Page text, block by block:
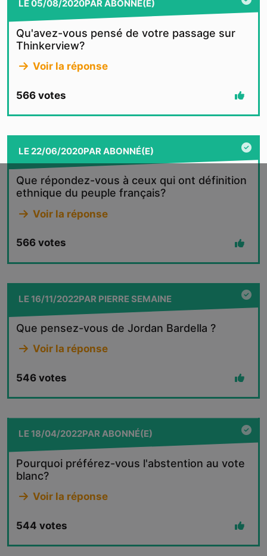
LE05/08/2020PARABONNÉ(E)
Qu'avez-vous pensé de votre passage sur
Thinkerview?
Voir la réponse
566 votes
LE22/06/2020PARABONNÉ(E)
Que répondez-vous à ceux qui ont définition
ethnique du peuple français?
Voir la réponse
566 votes
LE16/11/2022PAR PIERRE SEMAINE
Que pensez-vous de Jordan Bardella ?
Voir la réponse
546 votes
LE18/04/2022PARABONNÉ(E)
Pourquoi préférez-vous l'abstention au vote
blanc?
Voir la réponse
544 votes